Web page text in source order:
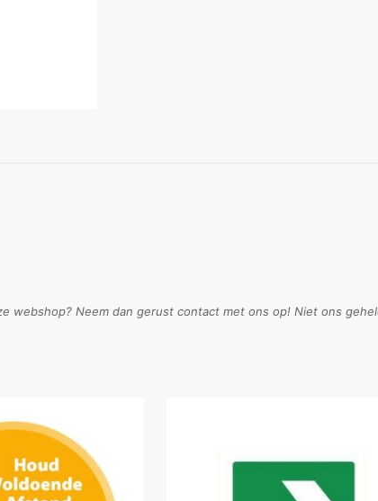
webshop? Neem dan gerust contact met ons op! Niet ons